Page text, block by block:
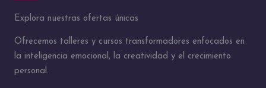
Explora nuestras ofertas únicas
Ofrecemos talleres y cursos transformadores enfocados en
la inteligencia emocional, la creatividad y el crecimiento
personal.